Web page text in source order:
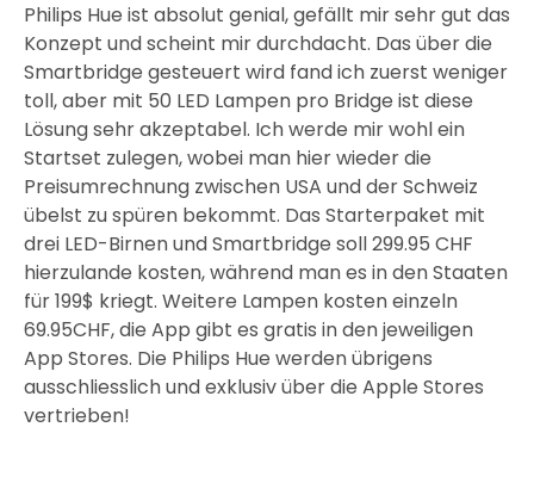
Philips Hue ist absolut genial, gefällt mir sehr gut das
Konzept und scheint mir durchdacht. Das über die
Smartbridge gesteuert wird fand ich zuerst weniger
toll, aber mit 50 LED Lampen pro Bridge ist diese
Lösung sehr akzeptabel. Ich werde mir wohl ein
Startset zulegen, wobei man hier wieder die
Preisumrechnung zwischen USA und der Schweiz
übelst zu spüren bekommt. Das Starterpaket mit
drei LED-Birnen und Smartbridge soll 299.95 CHF
hierzulande kosten, während man es in den Staaten
für 199$ kriegt. Weitere Lampen kosten einzeln
69.95CHF, die App gibt es gratis in den jeweiligen
App Stores. Die Philips Hue werden übrigens
ausschliesslich und exklusiv über die Apple Stores
vertrieben!